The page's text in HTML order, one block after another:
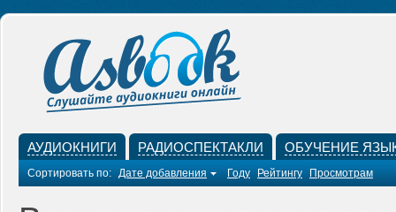
АУДИОКНИГИ РАДИОСПЕКТАКЛИ ОБУЧЕНИЕ
Сортировать по: Дате добавления Году Рейтингу Просмотрам